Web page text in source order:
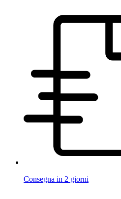
Consegna in 2 giorni